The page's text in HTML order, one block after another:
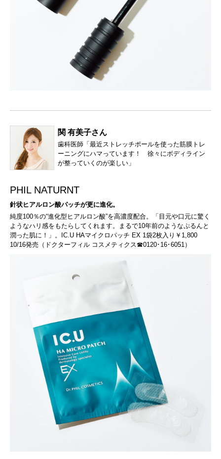
関 有美子さん
歯科医師「最近ストレッチポールを使った筋膜トレ
ーニングにハマっています！ 徐々にボディライン
が整っていくのが楽しい」
PHIL NATURNT
針状ヒアルロン酸パッチが更に進化。
純度100％の“進化型ヒアルロン酸”を高濃度配合。「目元や口元に驚く
ようなハリ感をもたらしてくれます。まるで10年前のようなぷるんと
潤った肌に！」。IC.U HAマイクロパッチ EX 1袋2枚入り￥1,800
10/16発売（ドクターフィル コスメティクス☎0120･16･6051）